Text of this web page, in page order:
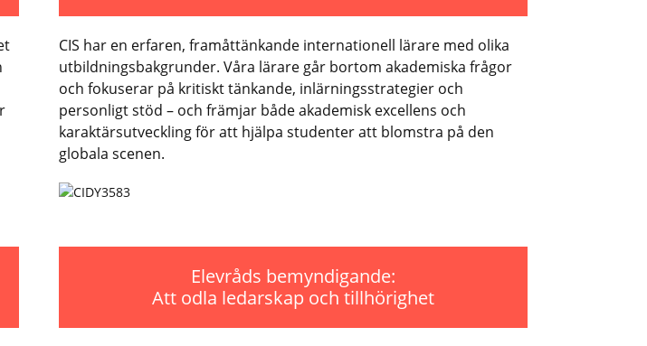
CIS har en erfaren, framåttänkande internationell lärare med olika
utbildningsbakgrunder. Våra lärare går bortom akademiska frågor
och fokuserar på kritiskt tänkande, inlärningsstrategier och
personligt stöd – och främjar både akademisk excellens och
karaktärsutveckling för att hjälpa studenter att blomstra på den
globala scenen.
Elevråds bemyndigande:
Att odla ledarskap och tillhörighet